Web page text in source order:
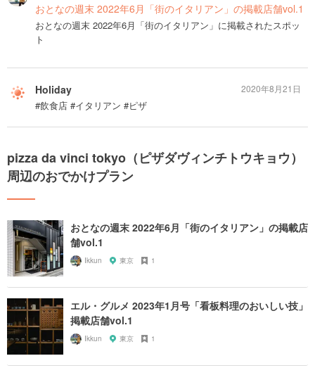
おとなの週末 2022年6月「街のイタリアン」の掲載店舗vol.1
おとなの週末 2022年6月「街のイタリアン」に掲載されたスポッ
ト
Holiday
#飲食店 #イタリアン #ピザ
2020年8月21日
pizza da vinci tokyo（ピザダヴィンチトウキョウ）
周辺のおでかけプラン
おとなの週末 2022年6月「街のイタリアン」の掲載店
舗vol.1
Ikkun 東京 1
エル・グルメ 2023年1月号「看板料理のおいしい技」
掲載店舗vol.1
Ikkun 東京 1